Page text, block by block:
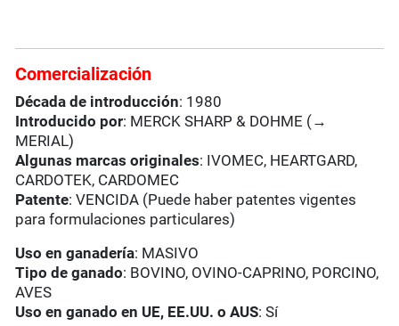
Comercialización
Década de introducción: 1980
Introducido por: MERCK SHARP & DOHME (→
MERIAL)
Algunas marcas originales: IVOMEC, HEARTGARD,
CARDOTEK, CARDOMEC
Patente: VENCIDA (Puede haber patentes vigentes
para formulaciones particulares)
Uso en ganadería: MASIVO
Tipo de ganado: BOVINO, OVINO-CAPRINO, PORCINO,
AVES
Uso en ganado en UE, EE.UU. o AUS: Sí